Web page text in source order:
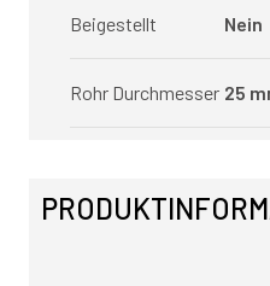
Beigestellt Nein
Rohr Durchmesser 25